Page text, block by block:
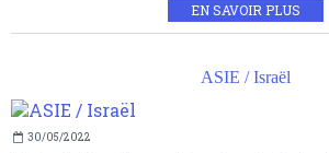
EN SAVOIR PLUS
ASIE / Israël
30/05/2022